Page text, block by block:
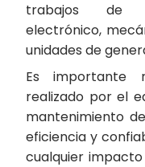
trabajos de
electrónico,
unidades de
Es importante
realizado por el
mantenimiento
eficiencia y
cualquier